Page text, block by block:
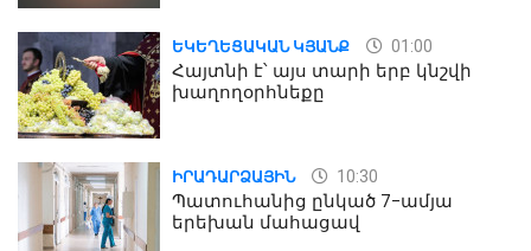
ԵԿԵՂԵՑԱԿԱՆ ԿՅԱՆՔ 01:00
Հայտնի է՝ այս տարի երբ կնշվի
խաղողօրհնեքը
ԻՐԱԴԱՐՁԱՅԻՆ 10:30
Պատուհանից ընկած 7-ամյա
երեխան մահացավ